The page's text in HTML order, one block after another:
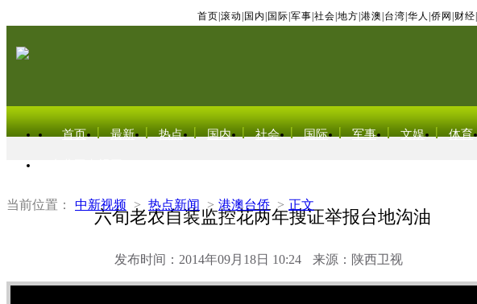
首页 滚动 国内 国际 军事 社会 地方 港澳 台湾 华人 侨网 财经
首页 最新 热点 国内 社会 国际 军事 文娱 体育
当前位置： 中新视频 > 热点新闻 > 港澳台侨 > 正文
六旬老农自装监控花两年搜证举报台地沟油
发布时间：2014年09月18日 10:24 来源：陕西卫视